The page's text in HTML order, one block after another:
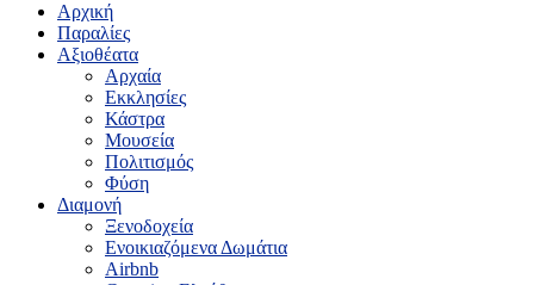
Αρχική
Παραλίες
Αξιοθέατα
Αρχαία
Εκκλησίες
Κάστρα
Μουσεία
Πολιτισμός
Φύση
Διαμονή
Ξενοδοχεία
Ενοικιαζόμενα Δωμάτια
Airbnb